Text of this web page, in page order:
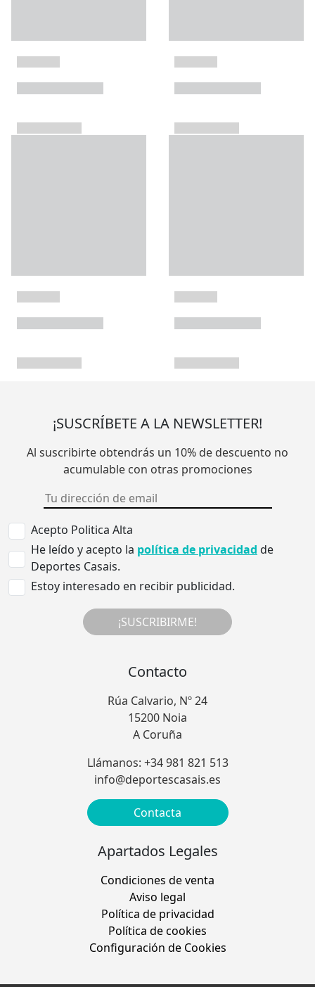
¡SUSCRÍBETE A LA NEWSLETTER!
Al suscribirte obtendrás un 10% de descuento no
acumulable con otras promociones
Acepto Politica Alta
He leído y acepto la política de privacidad de
Deportes Casais.
Estoy interesado en recibir publicidad.
¡SUSCRIBIRME!
Contacto
Rúa Calvario, Nº 24
15200 Noia
A Coruña
Llámanos: +34 981 821 513
info@deportescasais.es
Contacta
Apartados Legales
Condiciones de venta
Aviso legal
Política de privacidad
Política de cookies
Configuración de Cookies